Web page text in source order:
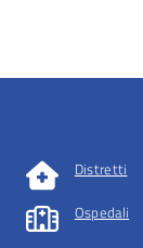
Distretti
Ospedali